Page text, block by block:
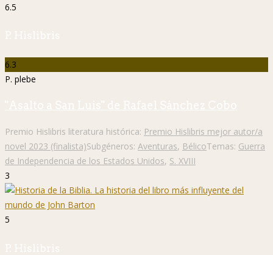
6.5
P. Hislibris
6.3
P. plebe
"Asalto a San Luis" de Rafael Sánchez Cobo
Premio Hislibris literatura histórica: Premio Hislibris mejor autor/a
novel 2023 (finalista)Subgéneros: Aventuras, BélicoTemas: Guerra
de Independencia de los Estados Unidos, S. XVIII
3
5
P. Hislibris